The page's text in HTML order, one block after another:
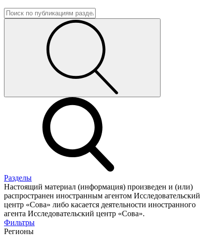
Разделы
Настоящий материал (информация) произведен и (или)
распространен иностранным агентом Исследовательский
центр «Сова» либо касается деятельности иностранного
агента Исследовательский центр «Сова».
Фильтры
Регионы